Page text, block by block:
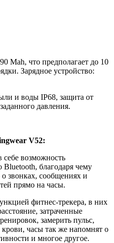
Mah, что предполагает до 10
Зарядное устройство:
и воды IP68, защита от
давления.
V52:
себе возможность
благодаря чему
звонках, сообщениях и
прямо на часы.
фитнес-трекера, в них
затраченные
замерить пульс,
крови, часы так же напомнят о
и многое другое.